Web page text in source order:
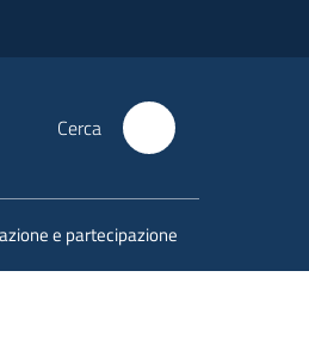
Cerca
e partecipazione